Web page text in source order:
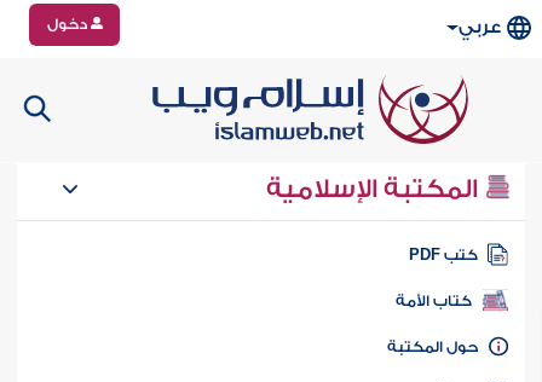
عربي دخول
المكتبة الإسلامية
كتب PDF
كتاب الأمة